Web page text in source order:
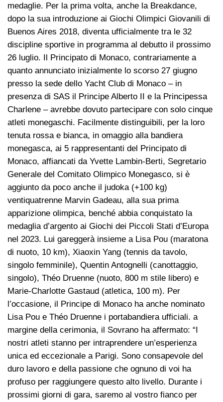
medaglie. Per la prima volta, anche la Breakdance,
dopo la sua introduzione ai Giochi Olimpici Giovanili di
Buenos Aires 2018, diventa ufficialmente tra le 32
discipline sportive in programma al debutto il prossimo
26 luglio. Il Principato di Monaco, contrariamente a
quanto annunciato inizialmente lo scorso 27 giugno
presso la sede dello Yacht Club di Monaco – in
presenza di SAS il Principe Alberto II e la Principessa
Charlene – avrebbe dovuto partecipare con solo cinque
atleti monegaschi. Facilmente distinguibili, per la loro
tenuta rossa e bianca, in omaggio alla bandiera
monegasca, ai 5 rappresentanti del Principato di
Monaco, affiancati da Yvette Lambin-Berti, Segretario
Generale del Comitato Olimpico Monegasco, si è
aggiunto da poco anche il judoka (+100 kg)
ventiquatrenne Marvin Gadeau, alla sua prima
apparizione olimpica, benché abbia conquistato la
medaglia d’argento ai Giochi dei Piccoli Stati d’Europa
nel 2023. Lui gareggerà insieme a Lisa Pou (maratona
di nuoto, 10 km), Xiaoxin Yang (tennis da tavolo,
singolo femminile), Quentin Antognelli (canottaggio,
singolo), Théo Druenne (nuoto, 800 m stile libero) e
Marie-Charlotte Gastaud (atletica, 100 m). Per
l’occasione, il Principe di Monaco ha anche nominato
Lisa Pou e Théo Druenne i portabandiera ufficiali. a
margine della cerimonia, il Sovrano ha affermato: “I
nostri atleti stanno per intraprendere un’esperienza
unica ed eccezionale a Parigi. Sono consapevole del
duro lavoro e della passione che ognuno di voi ha
profuso per raggiungere questo alto livello. Durante i
prossimi giorni di gara, saremo al vostro fianco per